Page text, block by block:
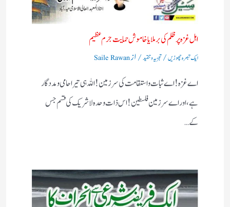
اہل غزہ پر ظلم کی برملا یا خاموش حمایت جرم عظیم
ایک تبصرہ چھوڑیں/تجزیہ و تنقید/ ازSaile Rawan
اے غزہ! اے ثبات واستقامت کی سرزمین! اللہ ہی تیرا حامی ومددگار
ہے، اور اے سرزمین فلسطین! اس ذات وحدہ لاشریک کی قسم جس
کے…